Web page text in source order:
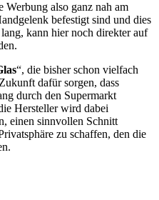
also ganz nah am
befestigt sind und dies
kann hier noch direkter auf
“, die bisher schon vielfach
dafür sorgen, dass
durch den Supermarkt
Hersteller wird dabei
einen sinnvollen Schnitt
zu schaffen, den die